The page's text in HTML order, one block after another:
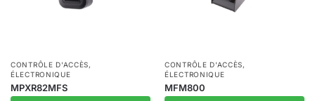
CONTRÔLE D'ACCÈS,
ÉLECTRONIQUE
MPXR82MFS
CONTRÔLE D'ACCÈS,
ÉLECTRONIQUE
MFM800